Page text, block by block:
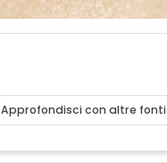
Approfondisci con altre fonti